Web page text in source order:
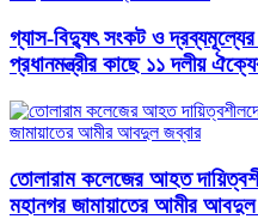
গ্যাস-বিদ্যুৎ সংকট ও দ্রব্যমূল্যের
প্রধানমন্ত্রীর কাছে ১১ দলীয়
তোলারাম কলেজের আহত
মহানগর জামায়াতের আমীর আবদুল